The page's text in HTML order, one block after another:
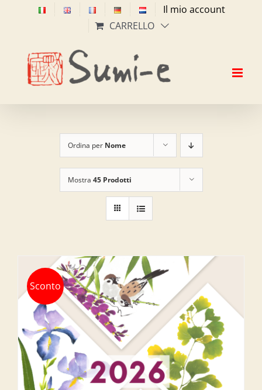
Il mio account
CARRELLO
Ordina per Nome
Mostra 45 Prodotti
Sconto